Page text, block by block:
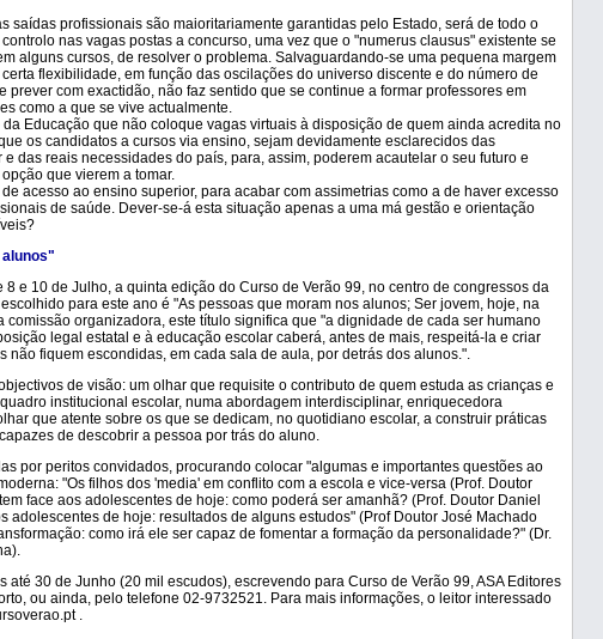
saídas profissionais são maioritariamente garantidas pelo Estado, será de todo o
nas vagas postas a concurso, uma vez que o "numerus clausus" existente se
alguns cursos, de resolver o problema. Salvaguardando-se uma pequena margem
flexibilidade, em função das oscilações do universo discente e do número de
prever com exactidão, não faz sentido que se continue a formar professores em
como a que se vive actualmente.
Educação que não coloque vagas virtuais à disposição de quem ainda acredita no
os candidatos a cursos via ensino, sejam devidamente esclarecidos das
das reais necessidades do país, para, assim, poderem acautelar o seu futuro e
que vierem a tomar.
acesso ao ensino superior, para acabar com assimetrias como a de haver excesso
de saúde. Dever-se-á esta situação apenas a uma má gestão e orientação
8 e 10 de Julho, a quinta edição do Curso de Verão 99, no centro de congressos da
para este ano é "As pessoas que moram nos alunos; Ser jovem, hoje, na
comissão organizadora, este título significa que "a dignidade de cada ser humano
legal estatal e à educação escolar caberá, antes de mais, respeitá-la e criar
não fiquem escondidas, em cada sala de aula, por detrás dos alunos.".
de visão: um olhar que requisite o contributo de quem estuda as crianças e
institucional escolar, numa abordagem interdisciplinar, enriquecedora
que atente sobre os que se dedicam, no quotidiano escolar, a construir práticas
de descobrir a pessoa por trás do aluno.
por peritos convidados, procurando colocar "algumas e importantes questões ao
"Os filhos dos 'media' em conflito com a escola e vice-versa (Prof. Doutor
face aos adolescentes de hoje: como poderá ser amanhã? (Prof. Doutor Daniel
adolescentes de hoje: resultados de alguns estudos" (Prof Doutor José Machado
como irá ele ser capaz de fomentar a formação da personalidade?" (Dr.
até 30 de Junho (20 mil escudos), escrevendo para Curso de Verão 99, ASA Editores
ou ainda, pelo telefone 02-9732521. Para mais informações, o leitor interessado
.